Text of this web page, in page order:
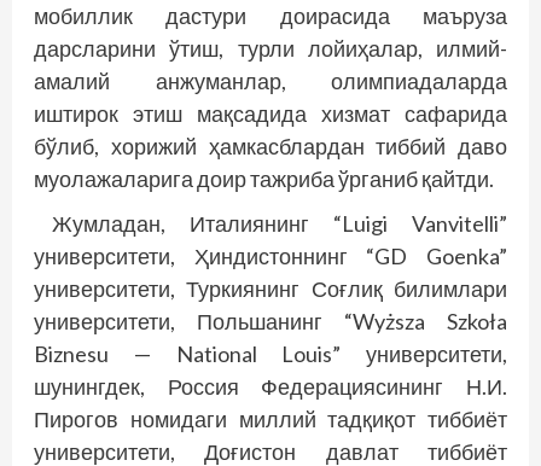
мобиллик дастури доирасида маъруза
дарсларини ўтиш, турли лойиҳалар, илмий-
амалий анжуманлар, олимпиадаларда
иштирок этиш мақсадида хизмат сафарида
бўлиб, хорижий ҳамкасблардан тиббий даво
муолажаларига доир тажриба ўрганиб қайтди.
Жумладан, Италиянинг “Luigi Vanvitelli”
университети, Ҳиндистоннинг “GD Goenka”
университети, Туркиянинг Соғлиқ билимлари
университети, Польшанинг “Wyższa Szkoła
Biznesu — National Louis” университети,
шунингдек, Россия Федерациясининг Н.И.
Пирогов номидаги миллий тадқиқот тиббиёт
университети, Доғистон давлат тиббиёт